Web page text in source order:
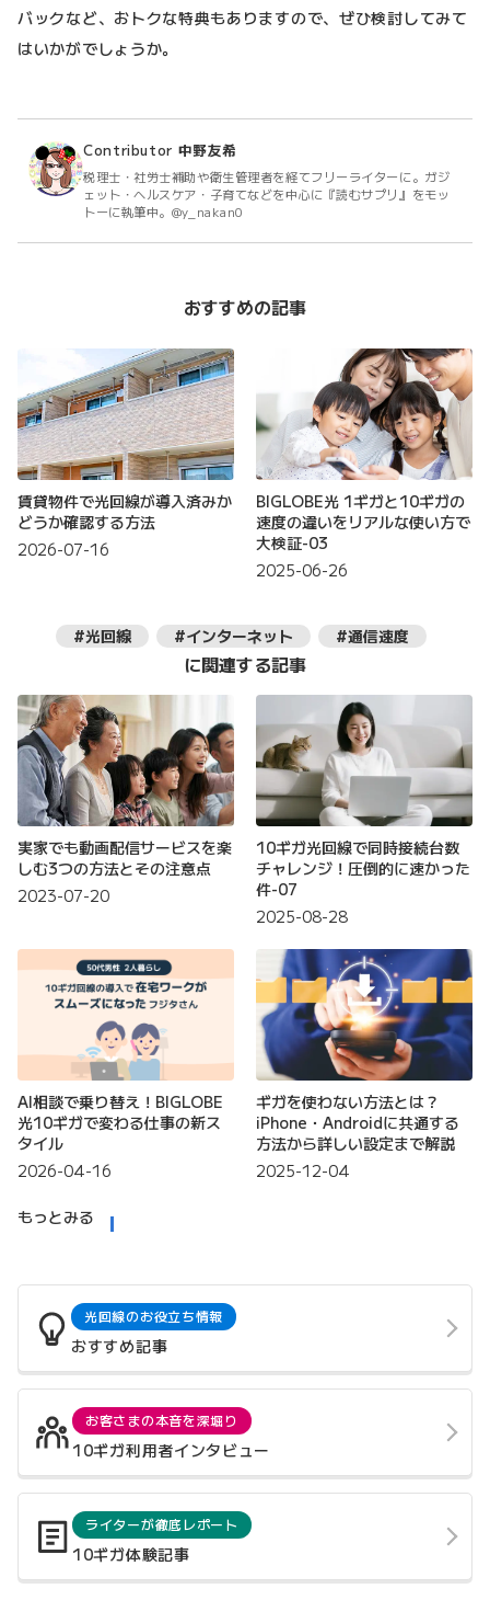
バックなど、おトクな特典もありますので、ぜひ検討してみて
はいかがでしょうか。
Contributor 中野友希
税理士・社労士補助や衛生管理者を経てフリーライターに。ガジ
ェット・ヘルスケア・子育てなどを中心に『読むサプリ』をモッ
トーに執筆中。@y_nakan0
おすすめの記事
賃貸物件で光回線が導入済みか
どうか確認する方法
2026-07-16
BIGLOBE光 1ギガと10ギガの
速度の違いをリアルな使い方で
大検証-03
2025-06-26
#光回線 #インターネット #通信速度
に関連する記事
実家でも動画配信サービスを楽
しむ3つの方法とその注意点
2023-07-20
10ギガ光回線で同時接続台数
チャレンジ！圧倒的に速かった
件-07
2025-08-28
AI相談で乗り替え！BIGLOBE
光10ギガで変わる仕事の新ス
タイル
2026-04-16
ギガを使わない方法とは？
iPhone・Androidに共通する
方法から詳しい設定まで解説
2025-12-04
もっとみる
光回線のお役立ち情報
おすすめ記事
お客さまの本音を深堀り
10ギガ利用者インタビュー
ライターが徹底レポート
10ギガ体験記事